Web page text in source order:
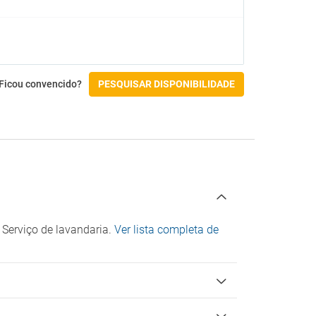
Atividades
Aluguer de bicicletas
Ficou convencido? PESQUISAR DISPONIBILIDADE
de lavandaria. Ver lista completa de